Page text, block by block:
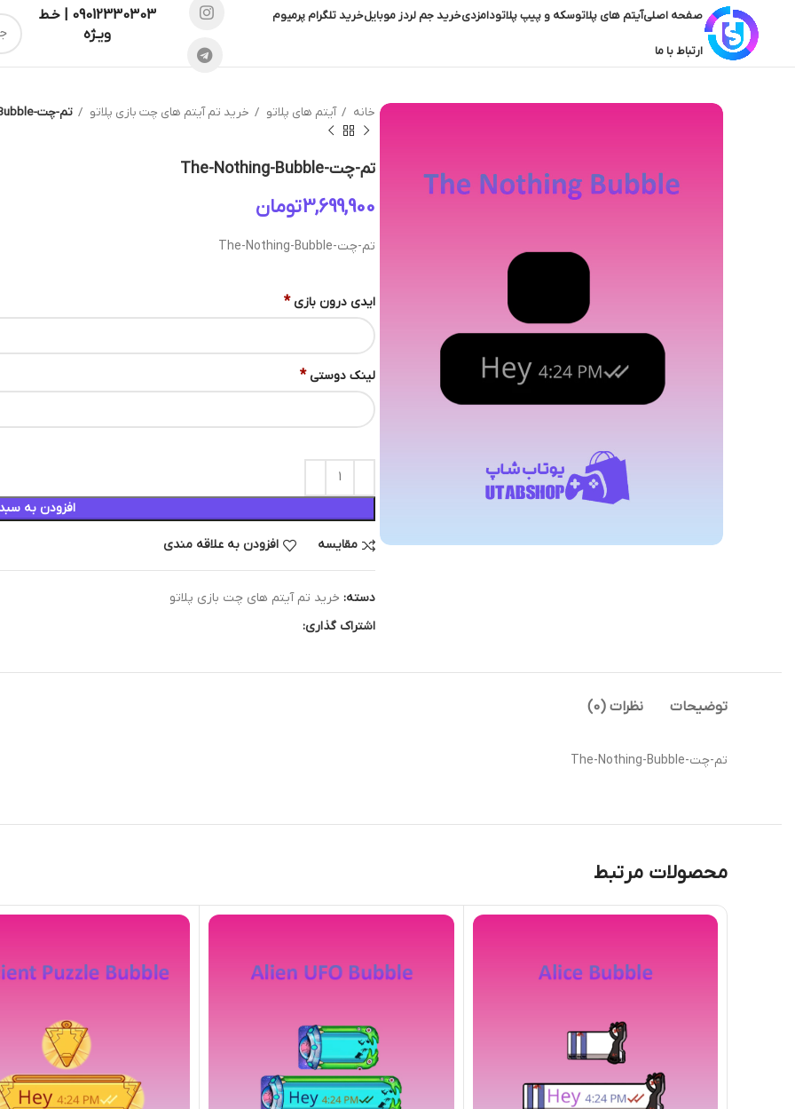
صفحه اصلیآیتم های پلاتوسکه و پیپ پلاتودامزدیخرید جم لردز موبایلخرید تلگرام پرمیوم
ارتباط با ما
09012330303 | خـط
ویـژه
خانه آیتم های پلاتو خرید تم آیتم های چت بازی پلاتو تم-چت-The-Nothing-Bubble
تم-چت-The-Nothing-Bubble
تومان
تم-چت-The-Nothing-Bubble
ایدی درون بازی *
لینک دوستی *
افزودن به
مقایسه افزودن به علاقه مندی
دسته: خرید تم آیتم های چت بازی پلاتو
اشتراک گذاری:
توضیحات نظرات (0)
تم-چت-The-Nothing-Bubble
محصولات مرتبط